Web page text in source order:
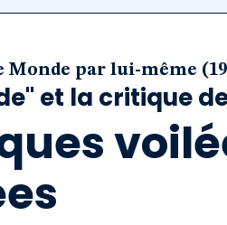
Monde par lui-même
et la critique